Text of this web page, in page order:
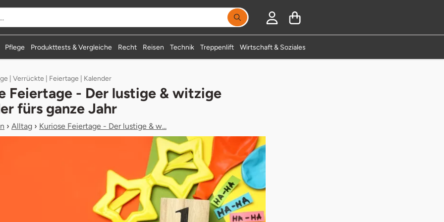
Suchbegriff eingeben, Vorschläge erscheinen
Pflege Produkttests & Vergleiche Recht Reisen Technik Treppenlift Wirtschaft & Soziales
| Verrückte | Feiertage | Kalender
Feiertage - Der lustige & witzige
fürs ganze Jahr
› Alltag › Kuriose Feiertage - Der lustige & w...